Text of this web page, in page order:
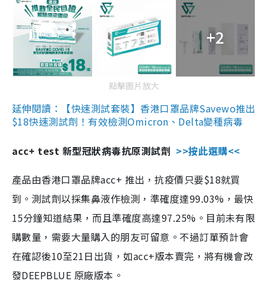
+2
點擊圖片放大
延伸閱讀：【快速測試套裝】香港口罩品牌Savewo推出
$18快速測試劑！有效檢測Omicron、Delta變種病毒
acc+ test 新型冠狀病毒抗原測試劑 >>按此選購<<
產品由香港口罩品牌acc+ 推出，抗疫價只要$18就買
到。測試劑以採集鼻液作檢測，準確度達99.03%，最快
15分鐘知道結果，而且準確度高達97.25%。目前未有限
購數量，需要大量購入的朋友可留意。不過訂單預計會
在確認後10至21日出貨，如acc+版本賣完，將有機會改
發DEEPBLUE 原廠版本。